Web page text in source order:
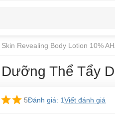
Revealing Body Lotion 10%
Thể Tẩy
5Đánh giá: 1Viết đánh giá